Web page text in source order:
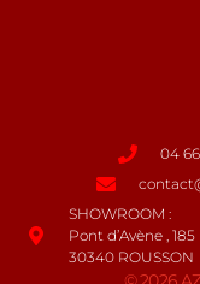
04
SHOWROOM :
Pont d’Avène ,
30340 ROUSSON